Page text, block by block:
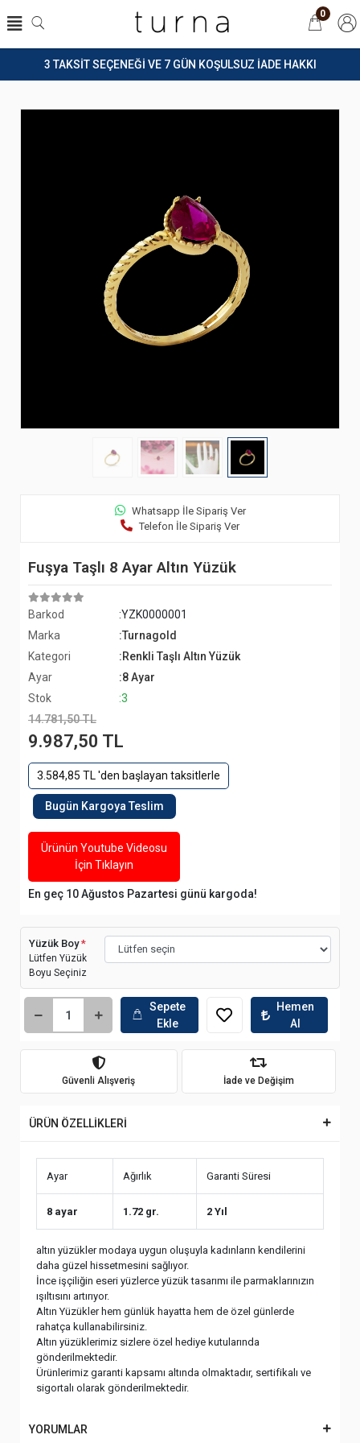
3 TAKSİT SEÇENEĞİ VE 7 GÜN KOŞULSUZ İADE HAKKI
0
Whatsapp İle Sipariş Ver
Telefon İle Sipariş Ver
Fuşya Taşlı 8 Ayar Altın Yüzük
Barkod
:YZK0000001
Marka
:Turnagold
Kategori
:Renkli Taşlı Altın Yüzük
Ayar
:8 Ayar
Stok
:3
14.781,50 TL
9.987,50 TL
3.584,85 TL 'den başlayan taksitlerle
Bugün Kargoya Teslim
Ürünün Youtube Videosu
İçin Tıklayın
En geç 10 Ağustos Pazartesi günü kargoda!
Yüzük Boy*
Lütfen Yüzük
Boyu Seçiniz
Sepete
Ekle
Hemen
Al
Güvenli Alışveriş İade ve Değişim
ÜRÜN ÖZELLİKLERİ
Ayar Ağırlık Garanti Süresi
8 ayar 1.72 gr. 2 Yıl
altın yüzükler modaya uygun oluşuyla kadınların kendilerini
daha güzel hissetmesini sağlıyor.
İnce işçiliğin eseri yüzlerce yüzük tasarımı ile parmaklarınızın
ışıltısını artırıyor.
Altın Yüzükler hem günlük hayatta hem de özel günlerde
rahatça kullanabilirsiniz.
Altın yüzüklerimiz sizlere özel hediye kutularında
gönderilmektedir.
Ürünlerimiz garanti kapsamı altında olmaktadır, sertifikalı ve
sigortalı olarak gönderilmektedir.
YORUMLAR